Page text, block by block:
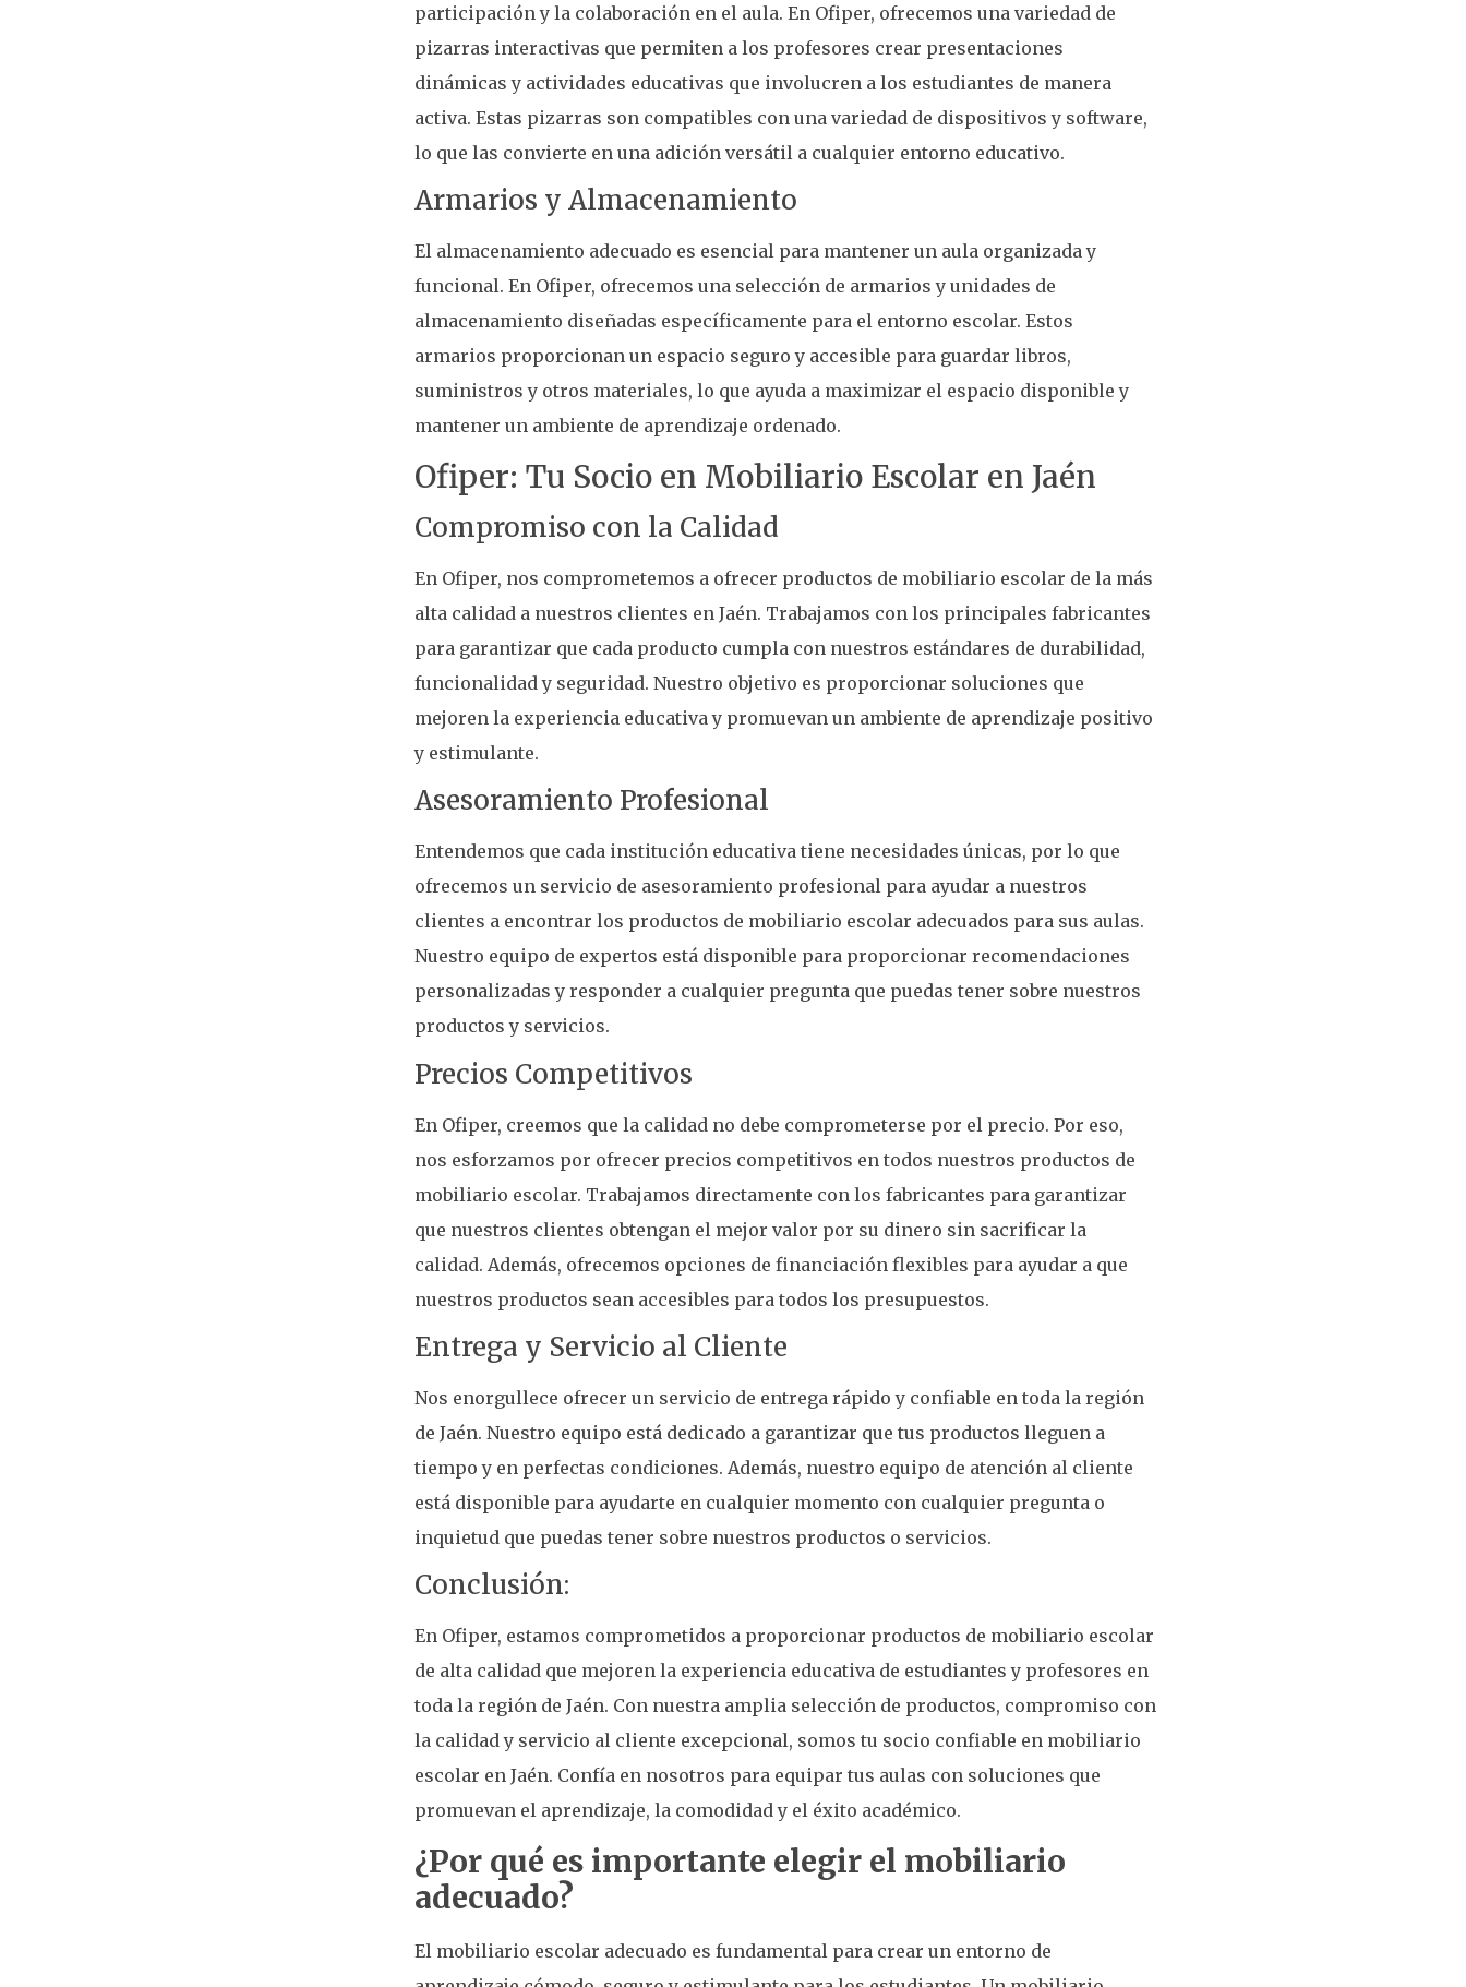
participación y la colaboración en el aula. En Ofiper, ofrecemos una variedad de
pizarras interactivas que permiten a los profesores crear presentaciones
dinámicas y actividades educativas que involucren a los estudiantes de manera
activa. Estas pizarras son compatibles con una variedad de dispositivos y software,
lo que las convierte en una adición versátil a cualquier entorno educativo.
Armarios y Almacenamiento
El almacenamiento adecuado es esencial para mantener un aula organizada y
funcional. En Ofiper, ofrecemos una selección de armarios y unidades de
almacenamiento diseñadas específicamente para el entorno escolar. Estos
armarios proporcionan un espacio seguro y accesible para guardar libros,
suministros y otros materiales, lo que ayuda a maximizar el espacio disponible y
mantener un ambiente de aprendizaje ordenado.
Ofiper: Tu Socio en Mobiliario Escolar en Jaén
Compromiso con la Calidad
En Ofiper, nos comprometemos a ofrecer productos de mobiliario escolar de la más
alta calidad a nuestros clientes en Jaén. Trabajamos con los principales fabricantes
para garantizar que cada producto cumpla con nuestros estándares de durabilidad,
funcionalidad y seguridad. Nuestro objetivo es proporcionar soluciones que
mejoren la experiencia educativa y promuevan un ambiente de aprendizaje positivo
y estimulante.
Asesoramiento Profesional
Entendemos que cada institución educativa tiene necesidades únicas, por lo que
ofrecemos un servicio de asesoramiento profesional para ayudar a nuestros
clientes a encontrar los productos de mobiliario escolar adecuados para sus aulas.
Nuestro equipo de expertos está disponible para proporcionar recomendaciones
personalizadas y responder a cualquier pregunta que puedas tener sobre nuestros
productos y servicios.
Precios Competitivos
En Ofiper, creemos que la calidad no debe comprometerse por el precio. Por eso,
nos esforzamos por ofrecer precios competitivos en todos nuestros productos de
mobiliario escolar. Trabajamos directamente con los fabricantes para garantizar
que nuestros clientes obtengan el mejor valor por su dinero sin sacrificar la
calidad. Además, ofrecemos opciones de financiación flexibles para ayudar a que
nuestros productos sean accesibles para todos los presupuestos.
Entrega y Servicio al Cliente
Nos enorgullece ofrecer un servicio de entrega rápido y confiable en toda la región
de Jaén. Nuestro equipo está dedicado a garantizar que tus productos lleguen a
tiempo y en perfectas condiciones. Además, nuestro equipo de atención al cliente
está disponible para ayudarte en cualquier momento con cualquier pregunta o
inquietud que puedas tener sobre nuestros productos o servicios.
Conclusión:
En Ofiper, estamos comprometidos a proporcionar productos de mobiliario escolar
de alta calidad que mejoren la experiencia educativa de estudiantes y profesores en
toda la región de Jaén. Con nuestra amplia selección de productos, compromiso con
la calidad y servicio al cliente excepcional, somos tu socio confiable en mobiliario
escolar en Jaén. Confía en nosotros para equipar tus aulas con soluciones que
promuevan el aprendizaje, la comodidad y el éxito académico.
¿Por qué es importante elegir el mobiliario
adecuado?
El mobiliario escolar adecuado es fundamental para crear un entorno de